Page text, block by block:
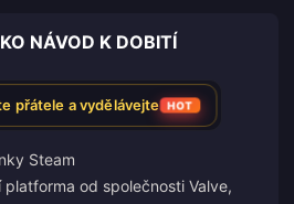
NÁVOD K DOBITÍ
přátele a vydělávejte HOT
Steam
platforma od společnosti Valve,